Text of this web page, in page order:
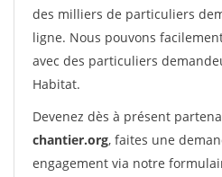
des milliers de particuliers
ligne. Nous pouvons
avec des particuliers
Habitat.
Devenez dès à présent
chantier.org, faites une
engagement via notre